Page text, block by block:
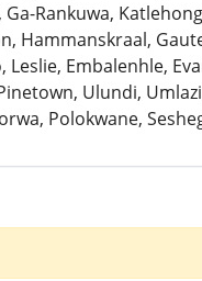
Rankuwa,
Hammanskraal,
Embalenhle,
Ulundi,
Polokwane,